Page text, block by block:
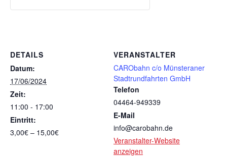
DETAILS
Datum:
17/06/2024
Zeit:
11:00 - 17:00
Eintritt:
3,00€ – 15,00€
VERANSTALTER
CARObahn c/o Münsteraner
Stadtrundfahrten GmbH
Telefon
04464-949339
E-Mail
info@carobahn.de
Veranstalter-Website
anzeigen